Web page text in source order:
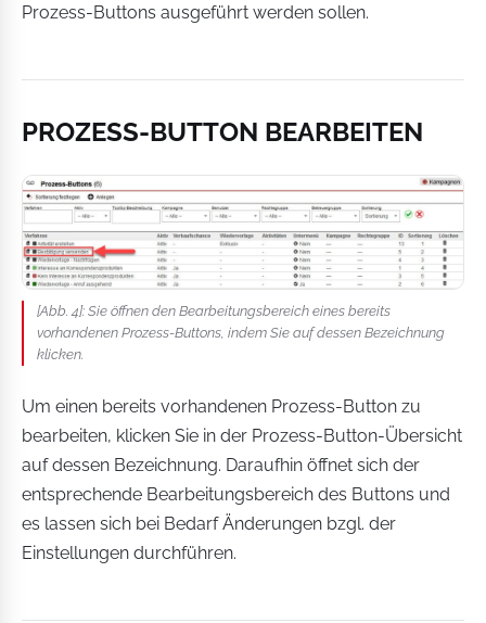
Prozess-Buttons ausgeführt werden sollen.
PROZESS-BUTTON BEARBEITEN
[Abb. 4]: Sie öffnen den Bearbeitungsbereich eines bereits
vorhandenen Prozess-Buttons, indem Sie auf dessen Bezeichnung
klicken.
Um einen bereits vorhandenen Prozess-Button zu
bearbeiten, klicken Sie in der Prozess-Button-Übersicht
auf dessen Bezeichnung. Daraufhin öffnet sich der
entsprechende Bearbeitungsbereich des Buttons und
es lassen sich bei Bedarf Änderungen bzgl. der
Einstellungen durchführen.